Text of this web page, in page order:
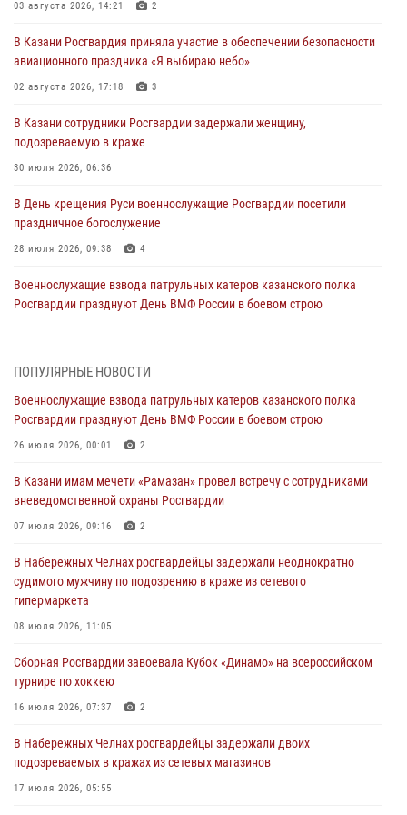
03 августа 2026, 14:21 2
В Казани Росгвардия приняла участие в обеспечении безопасности
авиационного праздника «Я выбираю небо»
02 августа 2026, 17:18 3
В Казани сотрудники Росгвардии задержали женщину,
подозреваемую в краже
30 июля 2026, 06:36
В День крещения Руси военнослужащие Росгвардии посетили
праздничное богослужение
28 июля 2026, 09:38 4
Военнослужащие взвода патрульных катеров казанского полка
Росгвардии празднуют День ВМФ России в боевом строю
Татарстанские росгвардейцы завоевали «бронзу» в окружном этапе
24 июля 2026, 15:05 4
В казанском полку Росгвардии состоялся концерт певицы Кристины
В Нижнекамске сотрудники Росгвардии задержали подозреваемого
23 июля 2026, 06:47
В Казани Росгвардия приняла участие в обеспечении безопасности
крестного хода и освящения храма
ПОПУЛЯРНЫЕ НОВОСТИ
Военнослужащие взвода патрульных катеров казанского полка
Росгвардии празднуют День ВМФ России в боевом строю
26 июля 2026, 00:01 2
В Казани имам мечети «Рамазан» провел встречу с сотрудниками
вневедомственной охраны Росгвардии
07 июля 2026, 09:16 2
В Набережных Челнах росгвардейцы задержали неоднократно
судимого мужчину по подозрению в краже из сетевого
гипермаркета
08 июля 2026, 11:05
Сборная Росгвардии завоевала Кубок «Динамо» на всероссийском
турнире по хоккею
16 июля 2026, 07:37 2
В Набережных Челнах росгвардейцы задержали двоих
подозреваемых в кражах из сетевых магазинов
17 июля 2026, 05:55